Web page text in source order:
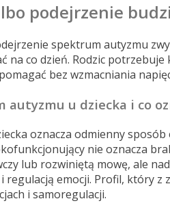
podejrzenie
spektrum autyzmu
na co dzień. Rodzic
bez wzmacniania
autyzmu u dziecka i co
oznacza odmienny
nie oznacza
lub rozwiniętą mowę, ale
regulacją emocji. Profil, który
i samoregulacji.